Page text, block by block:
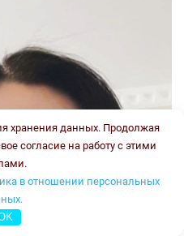
хранения данных. Продолжая
согласие на работу с этими
в отношении персональных